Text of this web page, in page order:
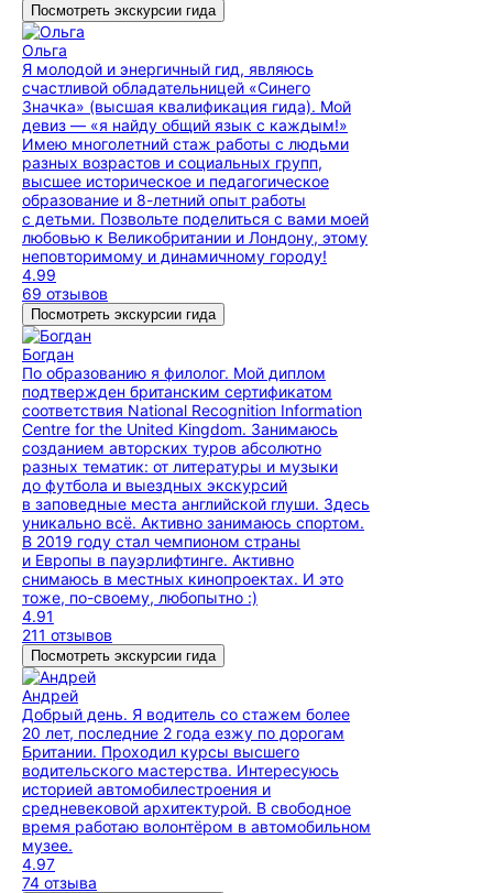
Посмотреть экскурсии гида
Ольга
Я молодой и энергичный гид, являюсь
счастливoй обладательницeй «Синего
Значка» (высшaя квалификация гида). Мой
девиз — «я найду общий язык с каждым!»
Имею многолетний стаж работы с людьми
разных возрастов и социальных групп,
высшее историческoe и педагогическое
образование и 8-летний опыт работы
с детьми. Позвольте поделиться с вами моей
любовью к Великобритании и Лондону, этому
неповторимому и динамичному городу!
4.99
69 отзывов
Посмотреть экскурсии гида
Богдан
По образованию я филолог. Мой диплом
подтвержден британским сертификатом
соответствия National Recognition Information
Centre for the United Kingdom. Занимаюсь
созданием авторских туров абсолютно
разных тематик: от литературы и музыки
до футбола и выездных экскурсий
в заповедные места английской глуши. Здесь
уникально всё. Активно занимаюсь спортом.
В 2019 году стал чемпионом страны
и Европы в пауэрлифтинге. Активно
снимаюсь в местных кинопроектах. И это
тоже, по-своему, любопытно :)
4.91
211 отзывов
Посмотреть экскурсии гида
Андрей
Добрый день. Я водитель со стажем более
20 лет, последние 2 года езжу по дорогам
Британии. Проходил курсы высшего
водительского мастерства. Интересуюсь
историей автомобилестроения и
средневековой архитектурой. В свободное
время работаю волонтёром в автомобильном
музее.
4.97
74 отзыва